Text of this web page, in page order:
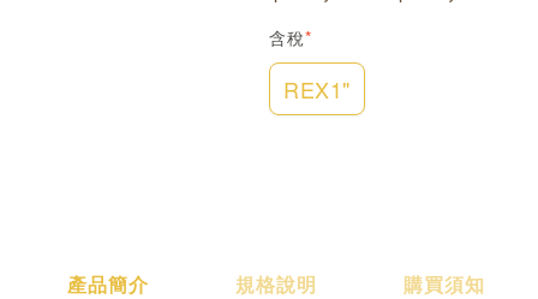
含稅*
REX1"
產品簡介 規格說明 購買須知